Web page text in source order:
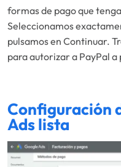
formas de pago que
Seleccionamos
pulsamos en Continuar.
para autorizar a PayPal a
Configuración
Ads lista